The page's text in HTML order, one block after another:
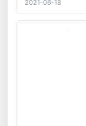
2021-06-18